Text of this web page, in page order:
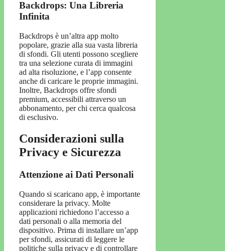
Backdrops: Una Libreria
Infinita
Backdrops è un’altra app molto
popolare, grazie alla sua vasta libreria
di sfondi. Gli utenti possono scegliere
tra una selezione curata di immagini
ad alta risoluzione, e l’app consente
anche di caricare le proprie immagini.
Inoltre, Backdrops offre sfondi
premium, accessibili attraverso un
abbonamento, per chi cerca qualcosa
di esclusivo.
Considerazioni sulla
Privacy e Sicurezza
Attenzione ai Dati Personali
Quando si scaricano app, è importante
considerare la privacy. Molte
applicazioni richiedono l’accesso a
dati personali o alla memoria del
dispositivo. Prima di installare un’app
per sfondi, assicurati di leggere le
politiche sulla privacy e di controllare